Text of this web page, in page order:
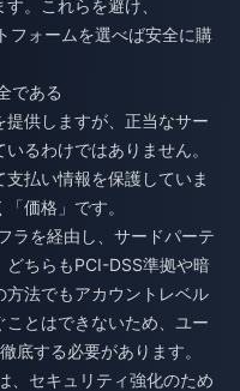
。これらを避け、
フォームを選べば安全に購
である
供しますが、正当なサー
るわけではありません。
払い情報を保護していま
価格」です。
ラを経由し、サードパーテ
どちらもPCI-DSS準拠や暗
法でもアカウントレベル
とはできないため、ユー
底する必要があります。
、セキュリティ強化のため